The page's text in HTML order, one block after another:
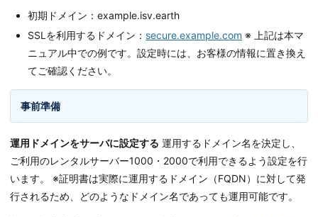
初期ドメイン：example.isv.earth
SSLを利用するドメイン： secure.example.com ※ 上記は本マ
ニュアル中での例です。設定時には、お客様の情報に置き換え
てご確認ください。
事前準備
運用ドメインをサーバに設定する 運用するドメイン名を決定し、
ご利用のレンタルサーバー1000・2000で利用できるよう設定を行
います。 ※証明書は実際に運用するドメイン（FQDN）に対して発
行されるため、どのようなドメイン名であっても運用可能です。